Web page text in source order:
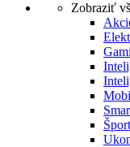
Zobraziť